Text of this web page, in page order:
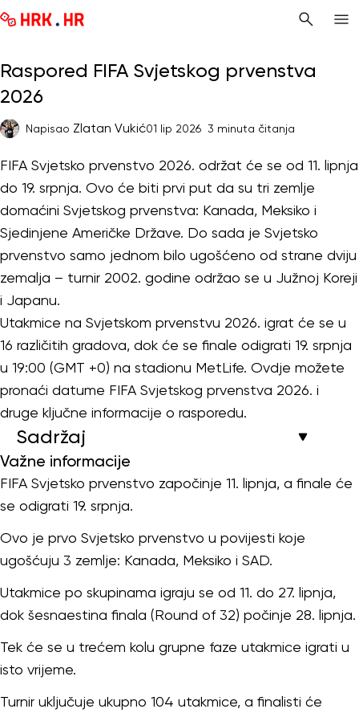
Raspored FIFA Svjetskog prvenstva
2026
Napisao Zlatan Vukić01 lip 2026 3 minuta čitanja
FIFA Svjetsko prvenstvo 2026. održat će se od 11. lipnja
do 19. srpnja. Ovo će biti prvi put da su tri zemlje
domaćini Svjetskog prvenstva: Kanada, Meksiko i
Sjedinjene Američke Države. Do sada je Svjetsko
prvenstvo samo jednom bilo ugošćeno od strane dviju
zemalja – turnir 2002. godine održao se u Južnoj Koreji
i Japanu.
Utakmice na Svjetskom prvenstvu 2026. igrat će se u
16 različitih gradova, dok će se finale odigrati 19. srpnja
u 19:00 (GMT +0) na stadionu MetLife. Ovdje možete
pronaći datume FIFA Svjetskog prvenstva 2026. i
druge ključne informacije o rasporedu.
Sadržaj
Važne informacije
FIFA Svjetsko prvenstvo započinje 11. lipnja, a finale će
se odigrati 19. srpnja.
Ovo je prvo Svjetsko prvenstvo u povijesti koje
ugošćuju 3 zemlje: Kanada, Meksiko i SAD.
Utakmice po skupinama igraju se od 11. do 27. lipnja,
dok šesnaestina finala (Round of 32) počinje 28. lipnja.
Tek će se u trećem kolu grupne faze utakmice igrati u
isto vrijeme.
Turnir uključuje ukupno 104 utakmice, a finalisti će